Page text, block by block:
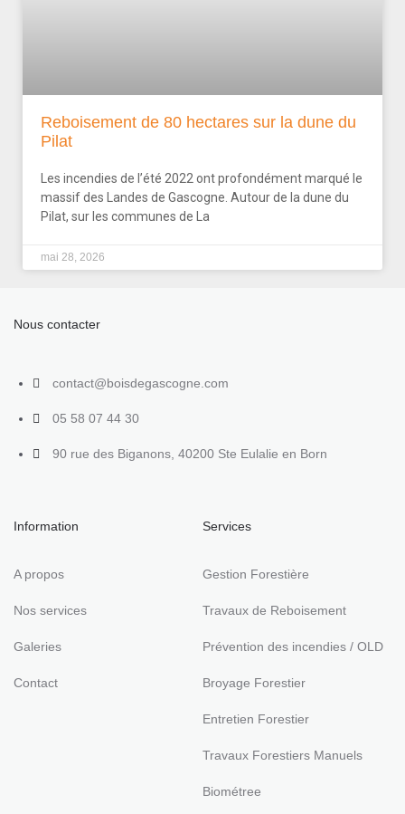
Reboisement de 80 hectares sur la dune du
Pilat
Les incendies de l’été 2022 ont profondément marqué le
massif des Landes de Gascogne. Autour de la dune du
Pilat, sur les communes de La
mai 28, 2026
Nous contacter
contact@boisdegascogne.com
05 58 07 44 30
90 rue des Biganons, 40200 Ste Eulalie en Born
Information
A propos
Nos services
Galeries
Contact
Services
Gestion Forestière
Travaux de Reboisement
Prévention des incendies / OLD
Broyage Forestier
Entretien Forestier
Travaux Forestiers Manuels
Biométree